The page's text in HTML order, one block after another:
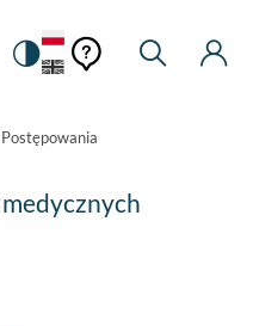
Zmiana
na
kontrastową
Pomoc
kontekstowa
Pomoc
Moje
Postępowania